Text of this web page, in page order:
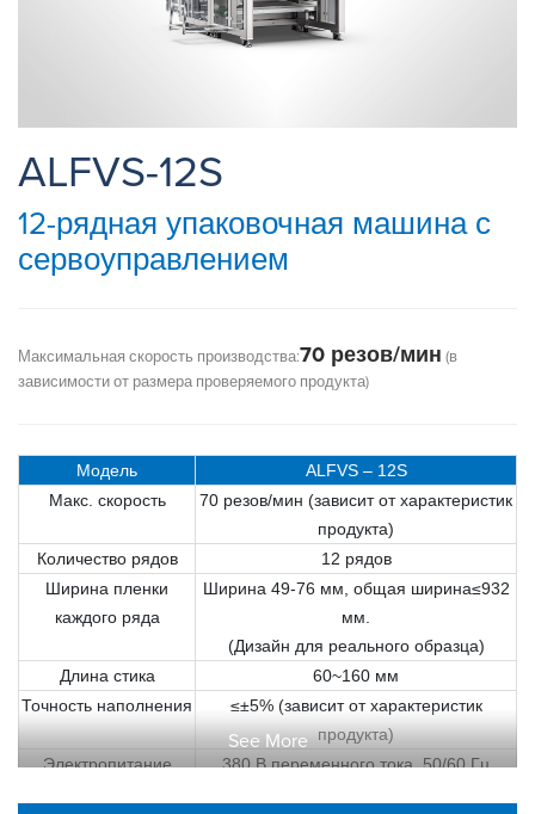
ALFVS-12S
12-рядная упаковочная машина с
сервоуправлением
Максимальная скорость производства:70 резов/мин (в
зависимости от размера проверяемого продукта)
Модель
ALFVS – 12S
Макс. скорость
70 резов/мин (зависит от характеристик
продукта)
Количество рядов
12 рядов
Ширина пленки
каждого ряда
Ширина 49-76 мм, общая ширина≤932
мм.
(Дизайн для реального образца)
Длина стика
60~160 мм
Точность наполнения
≤±5% (зависит от характеристик
продукта)
Электропитание
380 В переменного тока, 50/60 Гц
See More